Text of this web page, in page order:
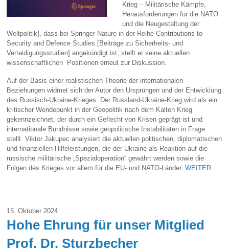
Krieg – Militärische Kämpfe,
Herausforderungen für die NATO
und die Neugestaltung der
Weltpolitik], dass bei Springer Nature in der Reihe Contributions to
Security and Defence Studies [Beiträge zu Sicherheits- und
Verteidigungsstudien] angekündigt ist, stellt er seine aktuellen
wissenschaftlichen Positionen erneut zur Diskussion.
Auf der Basis einer realistischen Theorie der internationalen
Beziehungen widmet sich der Autor den Ursprüngen und der Entwicklung
des Russisch-Ukraine-Krieges. Der Russland-Ukraine-Krieg wird als ein
kritischer Wendepunkt in der Geopolitik nach dem Kalten Krieg
gekennzeichnet, der durch ein Geflecht von Krisen geprägt ist und
internationale Bündnisse sowie geopolitische Instabilitäten in Frage
stellt. Viktor Jakupec analysiert die aktuellen politischen, diplomatischen
und finanziellen Hilfeleistungen, die der Ukraine als Reaktion auf die
russische militärische „Spezialoperation“ gewährt werden sowie die
Folgen des Krieges vor allem für die EU- und NATO-Länder.WEITER
15. Oktober 2024
Hohe Ehrung für unser Mitglied
Prof. Dr. Sturzbecher